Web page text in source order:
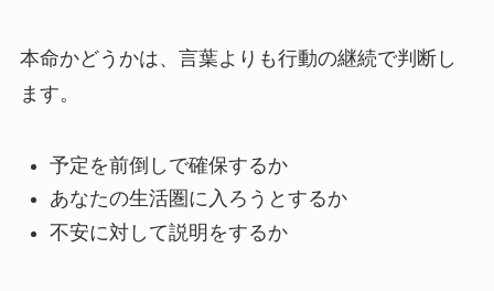
本命かどうかは、言葉よりも行動の継続で判断し
ます。
予定を前倒しで確保するか
あなたの生活圏に入ろうとするか
不安に対して説明をするか